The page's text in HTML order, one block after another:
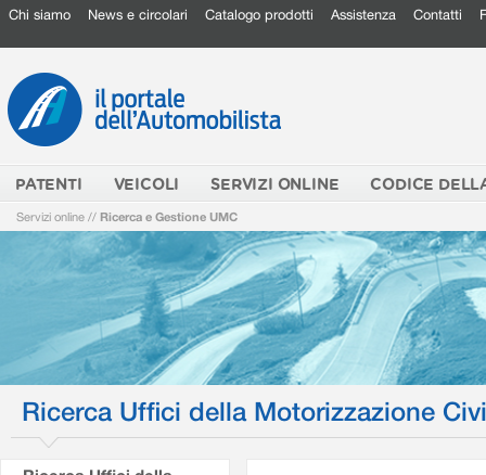
Chi siamo News e circolari Catalogo prodotti Assistenza Contatti
PATENTI VEICOLI SERVIZI ONLINE CODICE
Servizi online // Ricerca e Gestione UMC
Ricerca Uffici della Motorizzazione